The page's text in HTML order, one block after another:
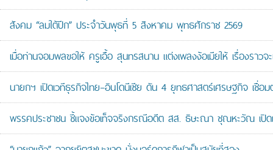
สังคม “ลมใต้ปีก” ประจำวันพุธที่ 5 สิงหาคม พุทธศักราช 2569
เมื่อท่านจอมพลขอให้ ครูเอื้อ สุนทรสนาน แต่งเพลงง้อเมียให้ เรื่องราวจะ
นายกฯ เปิดเวทีธุรกิจไทย–อินโดนีเซีย ดัน 4 ยุทธศาสตร์เศรษฐกิจ เ
พรรคประชาชน ชี้แจงข้อเท็จจริงกรณีอดีต สส. ธิษะณา ชุณหะวัณ เปิด